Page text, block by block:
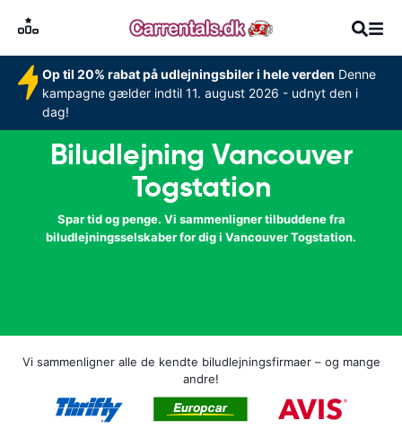
Op til 20% rabat på udlejningsbiler i hele verden Denne
kampagne gælder indtil 11. august 2026 - udnyt den i
dag!
Biludlejning Vancouver
Togstation
Spar tid og penge. Vi sammenligner tilbuddene fra
biludlejningsselskaber for dig i Vancouver Togstation.
Vi sammenligner alle de kendte biludlejningsfirmaer – og mange
andre!